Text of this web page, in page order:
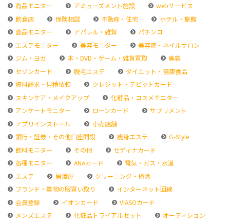
商品モニター アミューズメント施設
webサービス
飲食店
保険相談 不動産・住宅
ホテル・旅館
食品モニター
アパレル・雑貨
パチンコ
エステモニター
美容モニター
美容院・ネイルサロン
ジム・ヨガ
本・DVD・ゲーム・雑貨買取
美容
セゾンカード
脱毛エステ
ダイエット・健康食品
資料請求・見積依頼
クレジット・デビットカード
スキンケア・メイクアップ
化粧品・コスメモニター
アンケートモニター
ローンカード
サプリメント
アプリインストール
小売店舗
銀行・証券・その他口座開設
痩身エステ
G-Style
飲料モニター
その他
セディナカード
各種モニター
ANAカード
電気・ガス・水道
エステ
居酒屋
クリーニング・掃除
ブランド・着物の服買い取り
インターネット回線
会員登録
イオンカード
VIASOカード
メンズエステ
化粧品トライアルセット
オーディション